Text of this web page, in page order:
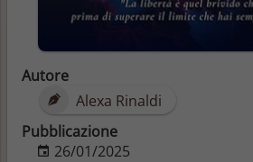
Autore
Alexa Rinaldi
Pubblicazione
26/01/2025